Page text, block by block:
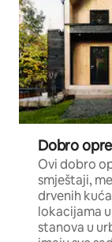
Dobro
Ovi dobro
smještaji,
drvenih
lokacijama
stanova u